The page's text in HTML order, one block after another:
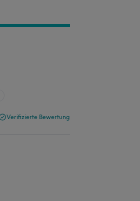
Verifizierte Bewertung